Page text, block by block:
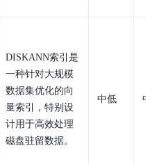
DISKANN索引是
一种针对大规模
数据集优化的向
量索引，特别设
计用于高效处理
磁盘驻留数据。
中低 中